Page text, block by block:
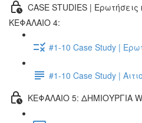
CASE STUDIES |
ΚΕΦΑΛΑΙΟ 4:
#1-10 Case Study |
#1-10 Case Study |
ΚΕΦΑΛΑΙΟ 5: ΔΗΜΙΟΥΡΓΙΑ